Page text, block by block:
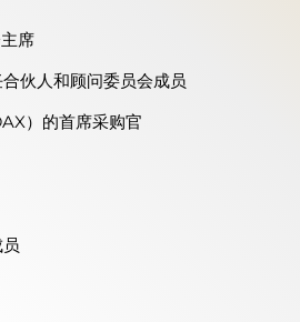
席
伙人和顾问委员会成员
）的首席采购官